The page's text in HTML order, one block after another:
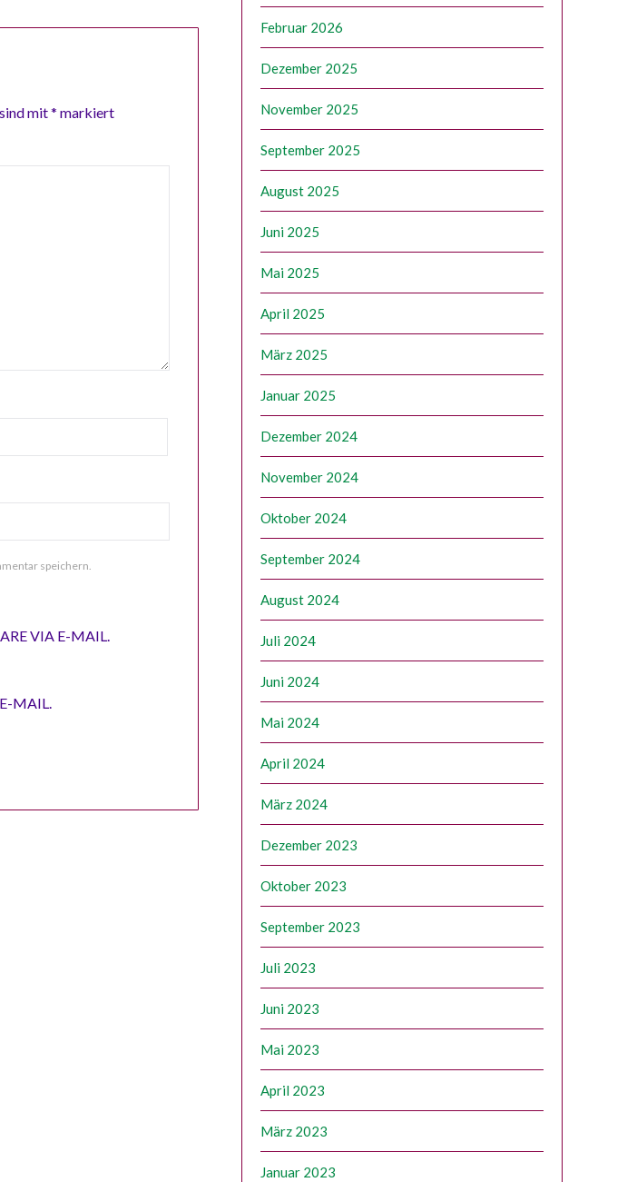
mit* markiert
speichern.
VIA E-MAIL.
MAIL.
Februar 2026
Dezember 2025
November 2025
September 2025
August 2025
Juni 2025
Mai 2025
April 2025
März 2025
Januar 2025
Dezember 2024
November 2024
Oktober 2024
September 2024
August 2024
Juli 2024
Juni 2024
Mai 2024
April 2024
März 2024
Dezember 2023
Oktober 2023
September 2023
Juli 2023
Juni 2023
Mai 2023
April 2023
März 2023
Januar 2023